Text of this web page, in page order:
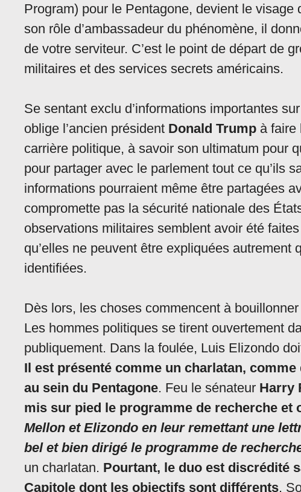
Program) pour le Pentagone, devient le visage
son rôle d’ambassadeur du phénomène, il
de votre serviteur. C’est le point de départ de
militaires et des services secrets américains.
Se sentant exclu d’informations importantes
oblige l’ancien président Donald Trump à faire
carrière politique, à savoir son ultimatum pour
pour partager avec le parlement tout ce qu’ils
informations pourraient même être partagées
compromette pas la sécurité nationale des
observations militaires semblent avoir été
qu’elles ne peuvent être expliquées autrement
identifiées.
Dès lors, les choses commencent à
Les hommes politiques se tirent ouvertement
publiquement. Dans la foulée, Luis Elizondo
Il est présenté comme un charlatan,
au sein du Pentagone. Feu le sénateur Harry
mis sur pied le programme de recherche et
Mellon et Elizondo en leur remettant une
bel et bien dirigé le programme de
un charlatan. Pourtant, le duo est discrédité
Capitole dont les objectifs sont différents.